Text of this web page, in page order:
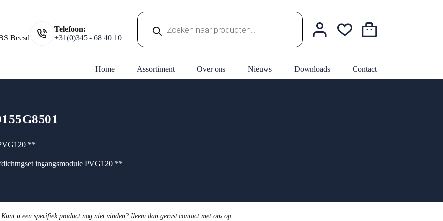
Beesd
Telefoon:
+31(0)345 - 68 40 10
zoeken
Winkelwagen
Home Assortiment Over ons Nieuws Downloads Contact
**
ingangsmodule PVG120 **
u een specifiek product nog niet vinden? Neem dan gerust contact met ons op.